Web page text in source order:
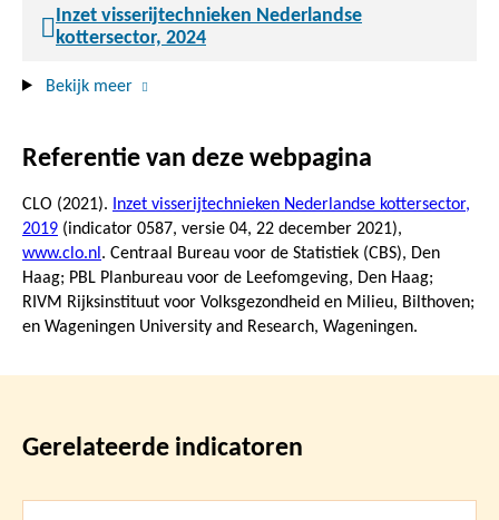
Inzet visserijtechnieken Nederlandse
kottersector, 2024
Bekijk meer
Referentie van deze webpagina
CLO (2021).
Inzet visserijtechnieken Nederlandse kottersector,
2019 (indicator 0587, versie 04, 22 december 2021),
www.clo.nl . Centraal Bureau voor de Statistiek (CBS), Den
Haag; PBL Planbureau voor de Leefomgeving, Den Haag;
RIVM Rijksinstituut voor Volksgezondheid en Milieu, Bilthoven;
en Wageningen University and Research, Wageningen.
Gerelateerde indicatoren